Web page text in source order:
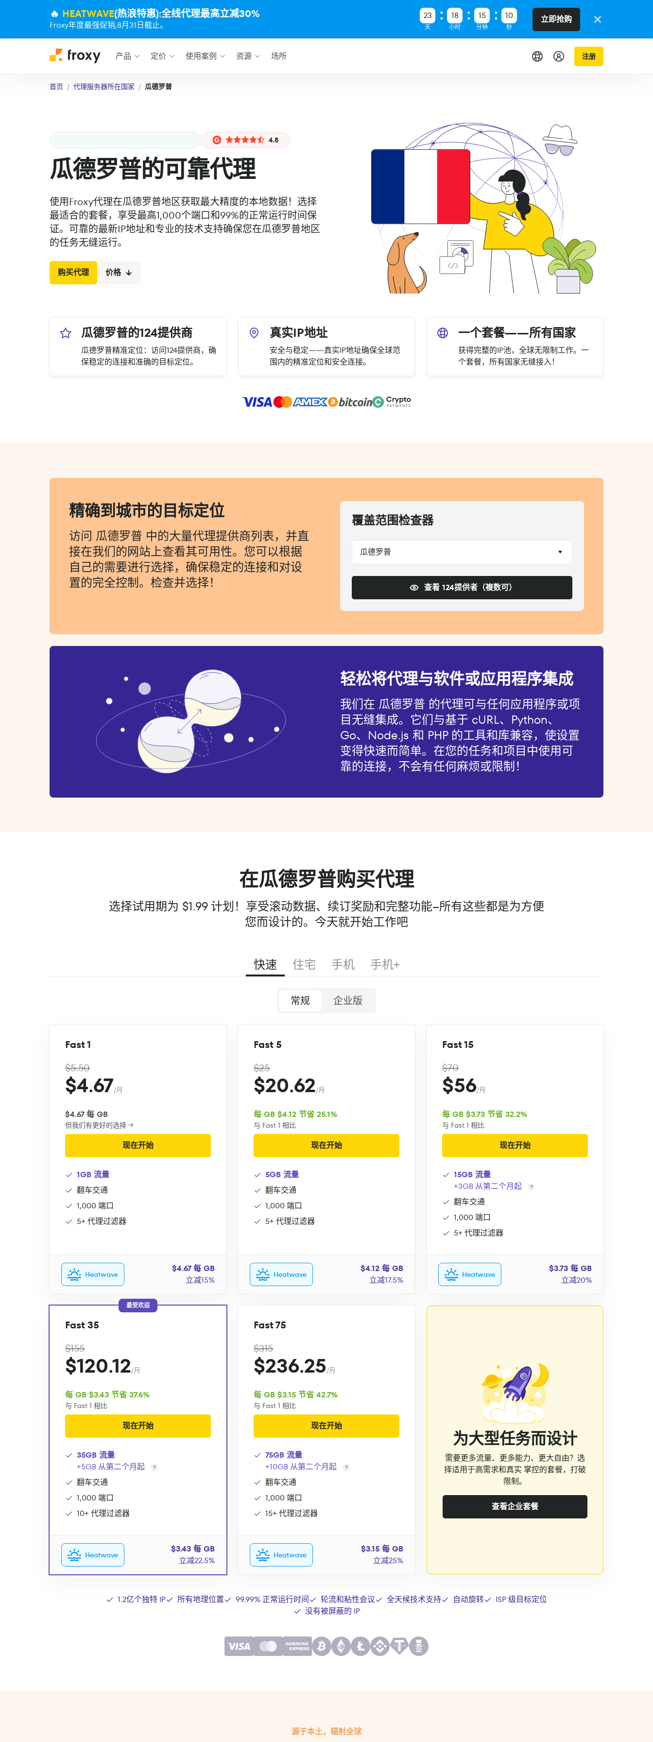
🔥 HEATWAVE(热浪特惠):全线代理最高立减30%
Froxy年度最强促销,8月31日截止。
23
天
18
小时
15
分钟
09
秒
立即抢购
产品 定价 使用案例 资源 场所 注册
首页 代理服务器所在国家 瓜德罗普
4.8
瓜德罗普的可靠代理
使用Froxy代理在瓜德罗普地区获取最大精度的本地数据！选择
最适合的套餐，享受最高1,000个端口和99%的正常运行时间保
证。可靠的最新IP地址和专业的技术支持确保您在瓜德罗普地区
的任务无缝运行。
购买代理 价格
瓜德罗普的124提供商
瓜德罗普精准定位：访问124提供商，确
保稳定的连接和准确的目标定位。
真实IP地址
安全与稳定——真实IP地址确保全球范
围内的精准定位和安全连接。
一个套餐——所有国家
获得完整的IP池，全球无限制工作。一
个套餐，所有国家无缝接入！
精确到城市的目标定位
访问 瓜德罗普 中的大量代理提供商列表，并直
接在我们的网站上查看其可用性。您可以根据
自己的需要进行选择，确保稳定的连接和对设
置的完全控制。检查并选择！
覆盖范围检查器
瓜德罗普
查看 124提供者（複数可）
轻松将代理与软件或应用程序集成
我们在 瓜德罗普 的代理可与任何应用程序或项
目无缝集成。它们与基于 cURL、Python、
Go、Node.js 和 PHP 的工具和库兼容，使设置
变得快速而简单。在您的任务和项目中使用可
靠的连接，不会有任何麻烦或限制！
在瓜德罗普购买代理
选择试用期为 $1.99 计划！享受滚动数据、续订奖励和完整功能--所有这些都是为方便
您而设计的。今天就开始工作吧
快速 住宅 手机 手机+
常规 企业版
Fast 1
$5.50
$4.67/月
$4.67 每 GB
但我们有更好的选择 →
现在开始
1GB 流量
翻车交通
1,000 端口
5+ 代理过滤器
Heatwave
$4.67 每 GB
立减15%
Fast 5
$25
$20.62/月
每 GB $4.12 节省 25.1%
与 Fast 1 相比
现在开始
5GB 流量
翻车交通
1,000 端口
5+ 代理过滤器
Heatwave
$4.12 每 GB
立减17.5%
Fast 15
$70
$56/月
每 GB $3.73 节省 32.2%
与 Fast 1 相比
现在开始
15GB 流量
+3GB 从第二个月起
翻车交通
1,000 端口
5+ 代理过滤器
Heatwave
$3.73 每 GB
立减20%
最受欢迎
Fast 35
$155
$120.12/月
每 GB $3.43 节省 37.6%
与 Fast 1 相比
现在开始
35GB 流量
+5GB 从第二个月起
翻车交通
1,000 端口
10+ 代理过滤器
Heatwave
$3.43 每 GB
立减22.5%
Fast 75
$315
$236.25/月
每 GB $3.15 节省 42.7%
与 Fast 1 相比
现在开始
75GB 流量
+10GB 从第二个月起
翻车交通
1,000 端口
15+ 代理过滤器
Heatwave
$3.15 每 GB
立减25%
为大型任务而设计
需要更多流量、更多能力、更大自由？选
择适用于高需求和真实 掌控的套餐，打破
限制。
查看企业套餐
1.2亿个独特 IP 所有地理位置 99.99% 正常运行时间 轮流和粘性会议 全天候技术支持 自动旋转
ISP 级目标定位
没有被屏蔽的 IP
源于本土，辐射全球